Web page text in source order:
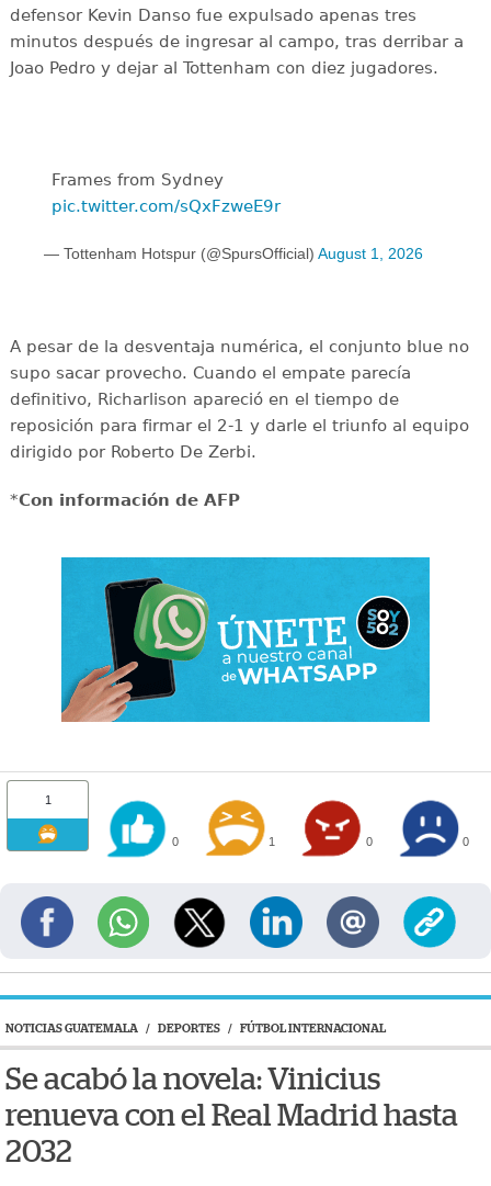
defensor Kevin Danso fue expulsado apenas tres
minutos después de ingresar al campo, tras derribar a
Joao Pedro y dejar al Tottenham con diez jugadores.
Frames from Sydney
pic.twitter.com/sQxFzweE9r
— Tottenham Hotspur (@SpursOfficial) August 1, 2026
A pesar de la desventaja numérica, el conjunto blue no
supo sacar provecho. Cuando el empate parecía
definitivo, Richarlison apareció en el tiempo de
reposición para firmar el 2-1 y darle el triunfo al equipo
dirigido por Roberto De Zerbi.
*Con información de AFP
1
0 1 0 0
NOTICIAS GUATEMALA / DEPORTES / FÚTBOL INTERNACIONAL
Se acabó la novela: Vinicius
renueva con el Real Madrid hasta
2032